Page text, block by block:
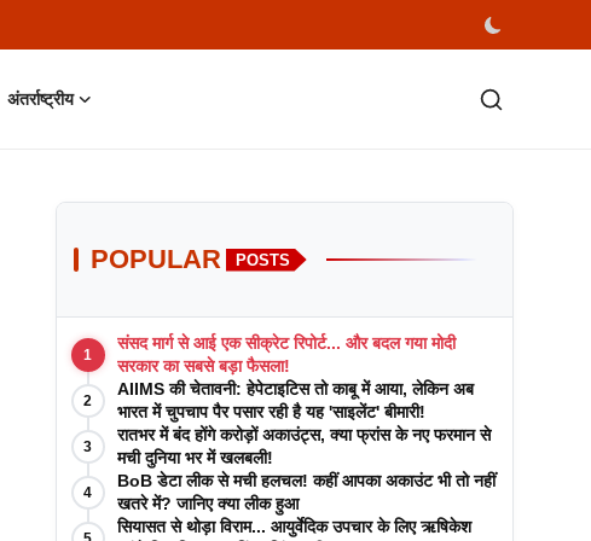
अंतर्राष्ट्रीय
POPULAR POSTS
1
संसद मार्ग से आई एक सीक्रेट रिपोर्ट... और बदल गया मोदी
सरकार का सबसे बड़ा फैसला!
2
AIIMS की चेतावनी: हेपेटाइटिस तो काबू में आया, लेकिन अब
भारत में चुपचाप पैर पसार रही है यह 'साइलेंट' बीमारी!
3
रातभर में बंद होंगे करोड़ों अकाउंट्स, क्या फ्रांस के नए फरमान से
मची दुनिया भर में खलबली!
4
BoB डेटा लीक से मची हलचल! कहीं आपका अकाउंट भी तो नहीं
खतरे में? जानिए क्या लीक हुआ
सियासत से थोड़ा विराम... आयुर्वेदिक उपचार के लिए ऋषिकेश